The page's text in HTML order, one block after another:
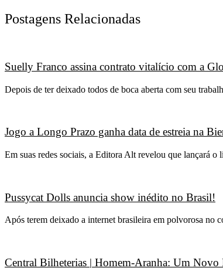
Postagens Relacionadas
Suelly Franco assina contrato vitalício com a
Depois de ter deixado todos de boca aberta com seu
Jogo a Longo Prazo ganha data de estreia na
Em suas redes sociais, a Editora Alt revelou que lançará
Pussycat Dolls anuncia show inédito no Brasil!
Após terem deixado a internet brasileira em polvorosa no
Central Bilheterias | Homem-Aranha: Um Novo